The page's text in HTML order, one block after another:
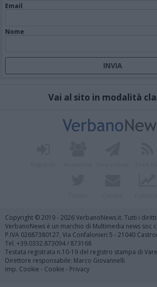
Email
Nome
Vai al sito in modalità
Copyright © 2019 - 2026 VerbanoNews.it. Tutti i
VerbanoNews è un marchio di Multimedia news soc
P.IVA 02687380127, Via Confalonieri 5 - 21040
Tel. +39.0332.873094 / 873168
Testata registrata n.10-19 del registro stampa di
Direttore responsabile: Marco Giovannelli
Imp. Cookie - Cookie - Privacy